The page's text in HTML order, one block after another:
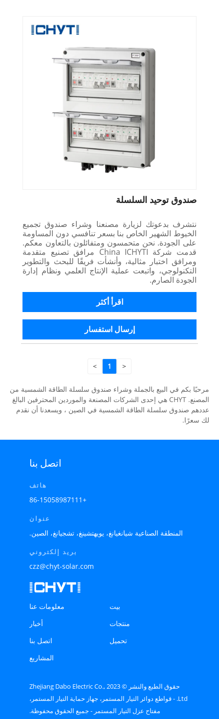
صندوق توحيد السلسلة
نتشرف بدعوتك لزيارة مصنعنا وشراء صندوق تجميع
الخيوط الشهير الخاص بنا بسعر تنافسي دون المساومة
على الجودة. نحن متحمسون ومتفائلون بالتعاون معكم.
قدمت شركة China ICHYTI مرافق تصنيع متقدمة
ومرافق اختبار مثالية، وأنشأت فريقًا للبحث والتطوير
التكنولوجي، واتبعت عملية الإنتاج العلمي ونظام إدارة
الجودة الصارم.
اقرأ أكثر
إرسال استفسار
<
1
>
مرحبًا بكم في البيع بالجملة وشراء صندوق سلسلة الطاقة الشمسية من
المصنع. CHYT هي إحدى الشركات المصنعة والموردين المحترفين البالغ
عددهم صندوق سلسلة الطاقة الشمسية في الصين ، ويسعدنا أن نقدم
لك سعرًا.
اتصل بنا
هاتف
+86-15058987111
عنوان
المنطقة الصناعية شيانغيانغ، يويهتشينغ، تشجيانغ، الصين.
بريد إلكتروني
czz@chyt-solar.com
بيت
معلومات عنا
منتجات
أخبار
تحميل
اتصل بنا
المشاريع
حقوق الطبع والنشر © 2023 Zhejiang Dabo Electric Co.,
Ltd. - قواطع دوائر التيار المستمر، جهاز حماية التيار المستمر،
مفتاح عزل التيار المستمر - جميع الحقوق محفوظة.